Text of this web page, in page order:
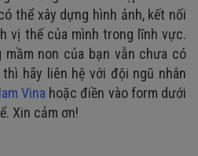
thể xây dựng hình ảnh, kết nối
vị thế của mình trong lĩnh vực.
non của bạn vẫn chưa có
hãy liên hệ với đội ngũ nhân
Vina hoặc điền vào form dưới
Xin cảm ơn!